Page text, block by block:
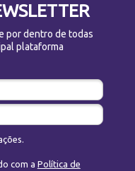
por dentro de todas
plataforma
com a Política de